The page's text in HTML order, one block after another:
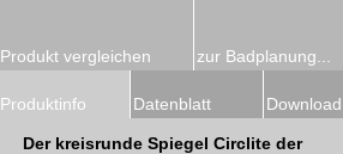
Produkt vergleichen zur Badplanung...
Produktinfo Datenblatt Download
Der kreisrunde Spiegel Circlite der